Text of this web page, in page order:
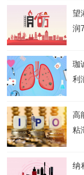
望
润
珈
利
高
粘
纳